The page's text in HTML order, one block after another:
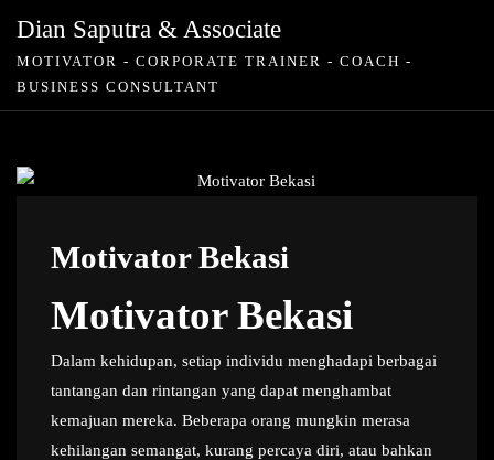
Dian Saputra & Associate
MOTIVATOR - CORPORATE TRAINER - COACH -
BUSINESS CONSULTANT
Motivator Bekasi
Motivator Bekasi
Dalam kehidupan, setiap individu menghadapi berbagai
tantangan dan rintangan yang dapat menghambat
kemajuan mereka. Beberapa orang mungkin merasa
kehilangan semangat, kurang percaya diri, atau bahkan